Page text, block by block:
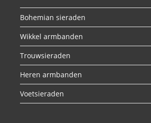
Bohemian sieraden
Wikkel armbanden
Trouwsieraden
Heren armbanden
Voetsieraden